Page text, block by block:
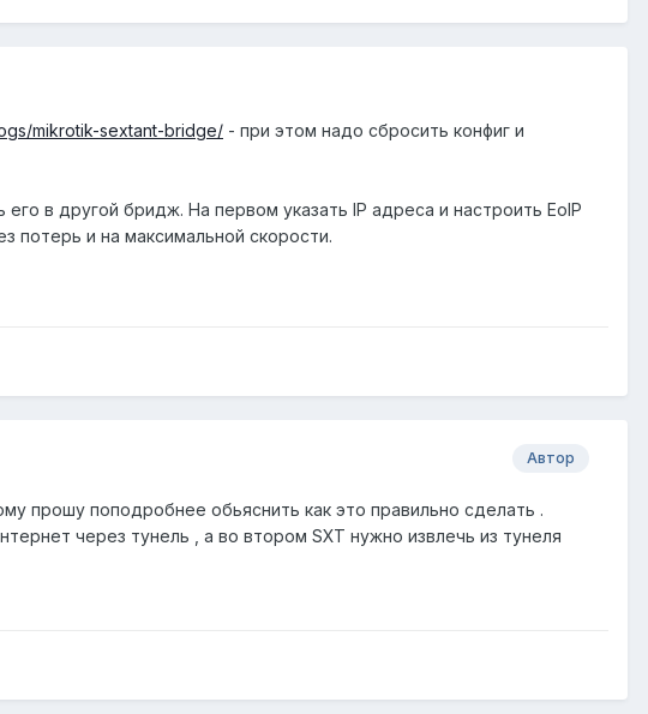
mikrotik-sextant-bridge/ - при этом надо сбросить конфиг и
в другой бридж. На первом указать IP адреса и настроить EoIP
потерь и на максимальной скорости.
Автор
прошу поподробнее обьяснить как это правильно сделать .
через тунель , а во втором SXT нужно извлечь из тунеля